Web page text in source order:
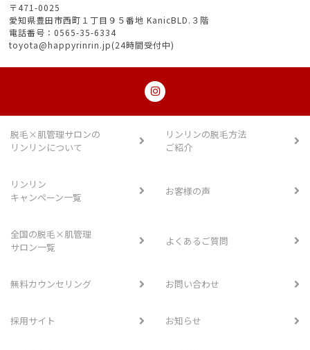
〒471-0025
愛知県豊田市西町１丁目９５番地 KanicBLD.３階
電話番号：0565-35-6334
toyota@happyrinrin.jp(24時間受付中)
脱毛×肌管理サロンの
リンリンについて
リンリンの脱毛方法
ご紹介
リンリン
キャンペーン一覧
お客様の声
全国の脱毛×肌管理
サロン一覧
よくあるご質問
無料カウンセリング お問い合わせ
採用サイト お知らせ